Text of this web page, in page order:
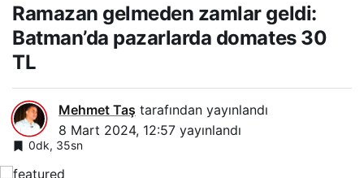
Ramazan gelmeden zamlar geldi:
Batman’da pazarlarda domates 30
TL
Mehmet Taş tarafından yayınlandı
8 Mart 2024, 12:57 yayınlandı
0dk, 35sn